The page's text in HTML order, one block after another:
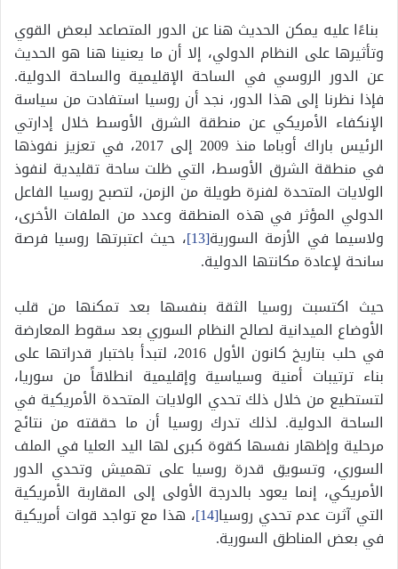
بناءًا عليه يمكن الحديث هنا عن الدور المتصاعد لبعض القوي
وتأثيرها على النظام الدولي، إلا أن ما يعنينا هنا هو الحديث
عن الدور الروسي في الساحة الإقليمية والساحة الدولية.
فإذا نظرنا إلى هذا الدور، نجد أن روسيا استفادت من سياسة
الإنكفاء الأمريكي عن منطقة الشرق الأوسط خلال إدارتي
الرئيس باراك أوباما منذ 2009 إلى 2017، في تعزيز نفوذها
في منطقة الشرق الأوسط، التي ظلت ساحة تقليدية لنفوذ
الولايات المتحدة لفنرة طويلة من الزمن، لتصبح روسيا الفاعل
الدولي المؤثر في هذه المنطقة وعدد من الملفات الأخرى،
ولاسيما في الأزمة السورية[13]
، حيث اعتبرتها روسيا فرصة
سانحة لإعادة مكانتها الدولية.
حيث اكتسبت روسيا الثقة بنفسها بعد تمكنها من قلب
الأوضاع الميدانية لصالح النظام السوري بعد سقوط المعارضة
في حلب بتاريخ كانون الأول 2016، لتبدأ باختبار قدراتها على
بناء ترتيبات أمنية وسياسية وإقليمية انطلاقاً من سوريا،
لتستطيع من خلال ذلك تحدي الولايات المتحدة الأمريكية في
الساحة الدولية. لذلك تدرك روسيا أن ما حققته من نتائج
مرحلية وإظهار نفسها كقوة كبرى لها اليد العليا في الملف
السوري، وتسويق قدرة روسيا على تهميش وتحدي الدور
الأمريكي، إنما يعود بالدرجة الأولى إلى المقاربة الأمريكية
التي آثرت عدم تحدي روسيا[14]
، هذا مع تواجد قوات أمريكية
في بعض المناطق السورية.